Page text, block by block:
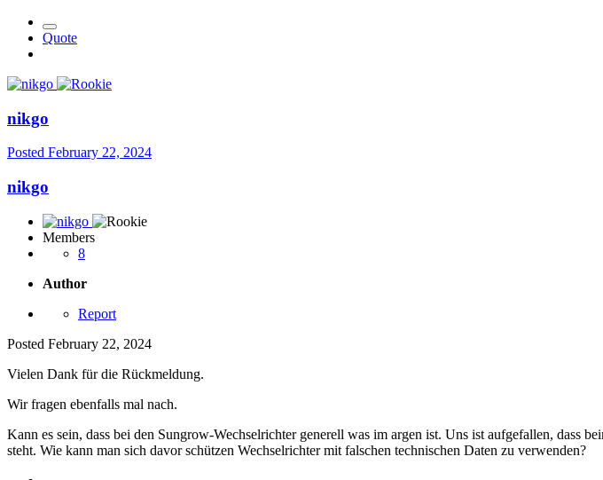
Quote
nikgo
Posted February 22, 2024
nikgo
Members
8
Author
Report
Posted February 22, 2024
Vielen Dank für die Rückmeldung.
Wir fragen ebenfalls mal nach.
Kann es sein, dass bei den Sungrow-Wechselrichter generell was im argen ist. Uns ist aufgefallen, dass
steht. Wie kann man sich davor schützen Wechselrichter mit falschen technischen Daten zu verwenden?